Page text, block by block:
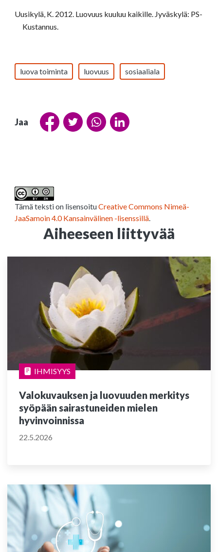
Uusikylä, K. 2012. Luovuus kuuluu kaikille. Jyväskylä: PS-
Kustannus.
luova toiminta luovuus sosiaaliala
Jaa
Tämä teksti on lisensoituCreative Commons Nimeä-
JaaSamoin 4.0 Kansainvälinen -lisenssillä
Aiheeseen liittyvää
IHMISYYS
Valokuvauksen ja luovuuden merkitys
syöpään sairastuneiden mielen
hyvinvoinnissa
22.5.2026